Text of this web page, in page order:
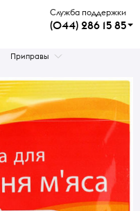
Служба поддержки
(044) 286 15 85
Приправы